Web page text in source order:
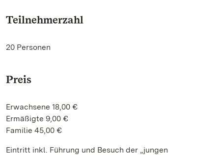
Teilnehmerzahl
20 Personen
Preis
Erwachsene 18,00 €
Ermäßigte 9,00 €
Familie 45,00 €
Eintritt inkl. Führung und Besuch der „jungen